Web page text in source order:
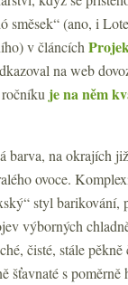
směsek“ (ano, i
v článcích
na web
je na něm
na okrajích
ovoce.
styl
výborných
čisté, stále
šťavnaté s